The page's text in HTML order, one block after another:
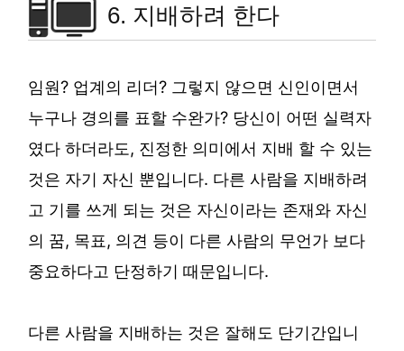
6. 지배하려 한다
임원? 업계의 리더? 그렇지 않으면 신인이면서
누구나 경의를 표할 수완가? 당신이 어떤 실력자
였다 하더라도, 진정한 의미에서 지배 할 수 있는
것은 자기 자신 뿐입니다. 다른 사람을 지배하려
고 기를 쓰게 되는 것은 자신이라는 존재와 자신
의 꿈, 목표, 의견 등이 다른 사람의 무언가 보다
중요하다고 단정하기 때문입니다.
다른 사람을 지배하는 것은 잘해도 단기간입니